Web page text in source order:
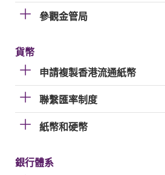
參觀金管局
貨幣
申請複製香港流通紙幣
聯繫匯率制度
紙幣和硬幣
銀行體系